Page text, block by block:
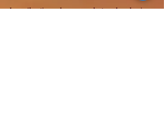
Les vibrations, les sons, le toucher, le rire ,